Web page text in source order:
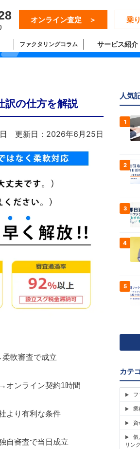
オンライン査定 ＞ 乗
ファクタリングコラム サービス紹介
訳の仕方を解説
更新日：2026年6月25日
軟審査で成立
オンライン契約1時間
より有利な条件
自審査で当日成立
人気
1
2
3
4
5
カテ
フ
業
資
個
リン